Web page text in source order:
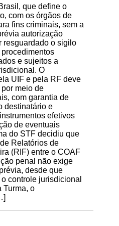
que define o
com os órgãos de
fins criminais, sem a
autorização
resguardado o sigilo
e sujeitos a
O
UIF e pela RF deve
meio de
com garantia de
destinatário e
efetivos
de eventuais
do STF decidiu que
Relatórios de
(RIF) entre o COAF
penal não exige
desde que
controle jurisdicional
Turma, o